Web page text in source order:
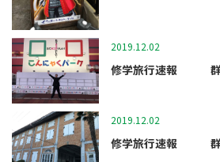
2019.12.02
修学旅行速報 群
2019.12.02
修学旅行速報 群